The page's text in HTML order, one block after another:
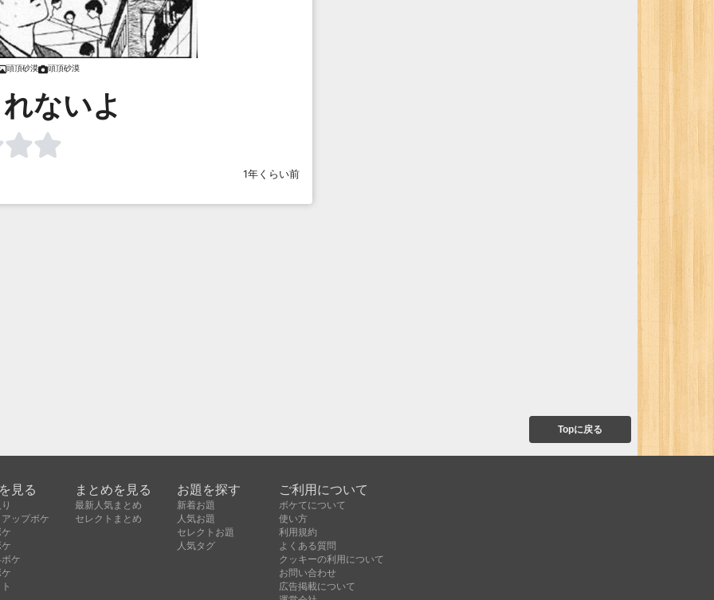
頭頂砂漠 頭頂砂漠
ないよ
1年くらい前
Topに戻る
見る
ップボケ
ケ
まとめを見る
最新人気まとめ
セレクトまとめ
お題を探す
新着お題
人気お題
セレクトお題
人気タグ
ご利用について
ボケてについて
使い方
利用規約
よくある質問
クッキーの利用について
お問い合わせ
広告掲載について